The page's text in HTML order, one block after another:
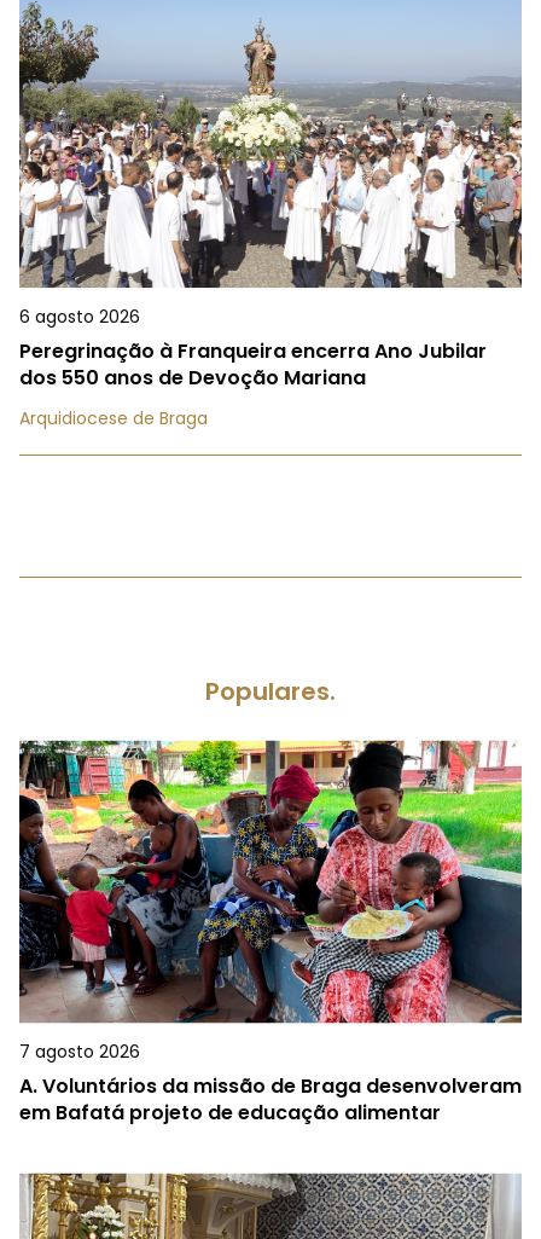
6 agosto 2026
Peregrinação à Franqueira encerra Ano Jubilar
dos 550 anos de Devoção Mariana
Arquidiocese de Braga
Populares.
7 agosto 2026
A.Voluntários da missão de Braga desenvolveram
em Bafatá projeto de educação alimentar